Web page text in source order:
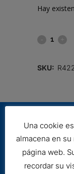
Hay
FILTRO
SKU:
Una cookie
almacena en
página web.
recordar su